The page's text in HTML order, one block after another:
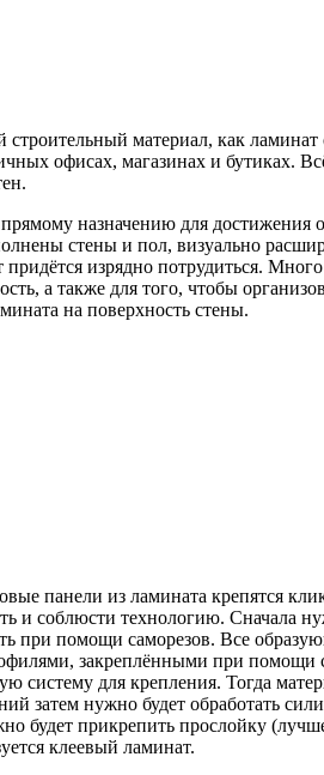
строительный материал, как
офисах, магазинах и бутиках.
назначению для достижения
стены и пол, визуально
изрядно потрудиться.
а также для того, чтобы
на поверхность стены.
панели из ламината крепятся
и соблюсти технологию. Сначала
при помощи саморезов. Все
закреплёнными при помощи
систему для крепления. Тогда
затем нужно будет обработать
будет прикрепить прослойку
клеевый ламинат.